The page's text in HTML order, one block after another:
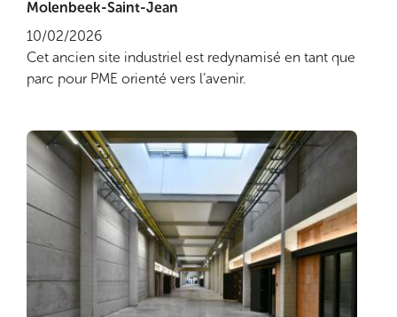
Molenbeek-Saint-Jean
10/02/2026
Cet ancien site industriel est redynamisé en tant que
parc pour PME orienté vers l’avenir.